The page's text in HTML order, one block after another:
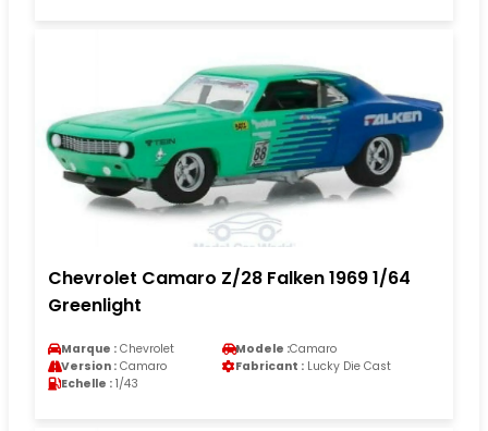
Chevrolet Camaro Z/28 Falken 1969 1/64
Greenlight
Marque : Chevrolet Modele :Camaro
Version : Camaro Fabricant : Lucky Die Cast
Echelle : 1/43